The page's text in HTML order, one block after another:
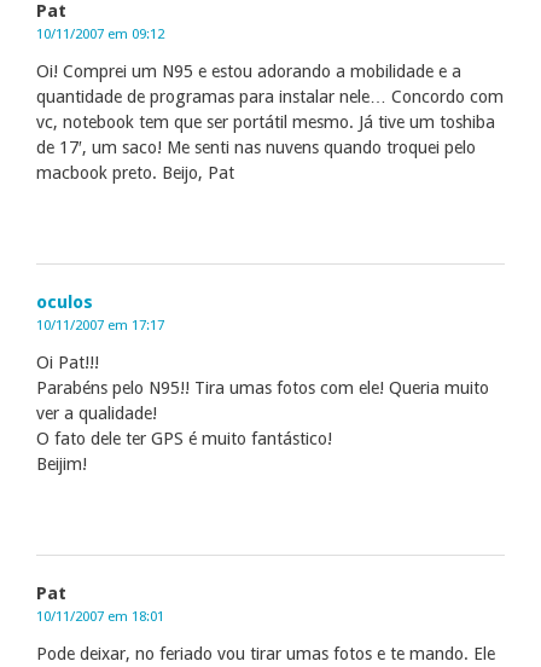
Pat
10/11/2007 em 09:12
Oi! Comprei um N95 e estou adorando a mobilidade e a
quantidade de programas para instalar nele… Concordo com
vc, notebook tem que ser portátil mesmo. Já tive um toshiba
de 17′, um saco! Me senti nas nuvens quando troquei pelo
macbook preto. Beijo, Pat
oculos
10/11/2007 em 17:17
Oi Pat!!!
Parabéns pelo N95!! Tira umas fotos com ele! Queria muito
ver a qualidade!
O fato dele ter GPS é muito fantástico!
Beijim!
Pat
10/11/2007 em 18:01
Pode deixar, no feriado vou tirar umas fotos e te mando. Ele